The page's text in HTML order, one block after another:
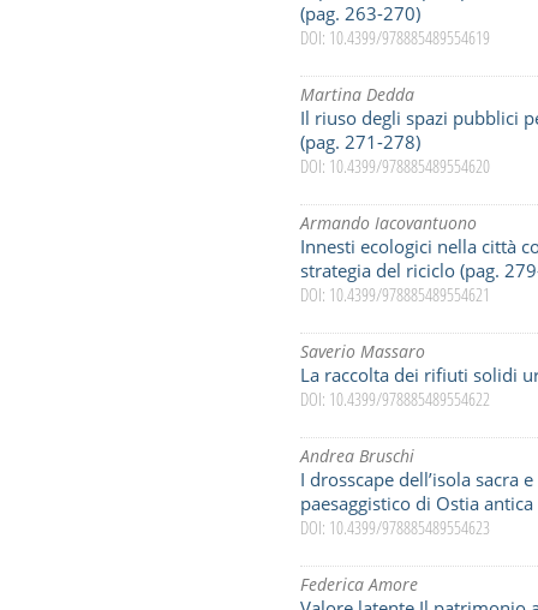
(pag. 263-270)
DOI: 10.4399/978885489554619
Martina Dedda
Il riuso degli spazi pubblici
(pag. 271-278)
DOI: 10.4399/978885489554620
Armando Iacovantuono
Innesti ecologici nella città
strategia del riciclo (pag.
DOI: 10.4399/978885489554621
Saverio Massaro
La raccolta dei rifiuti solidi
DOI: 10.4399/978885489554622
Andrea Bruschi
I drosscape dell’isola sacra
paesaggistico di Ostia
DOI: 10.4399/978885489554623
Federica Amore